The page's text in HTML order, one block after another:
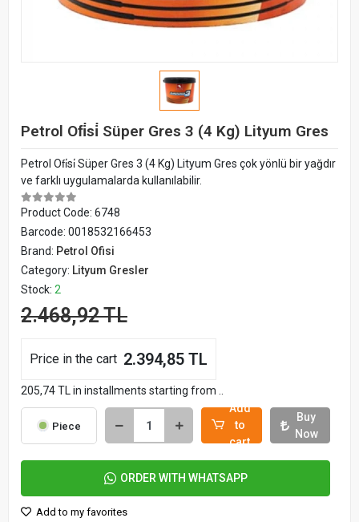
Petrol Ofi̇si̇ Süper Gres 3 (4 Kg) Lityum Gres
Petrol Ofi̇si̇ Süper Gres 3 (4 Kg) Lityum Gres çok yönlü bir yağdır
ve farklı uygulamalarda kullanılabilir.
Product Code: 6748
Barcode: 0018532166453
Brand: Petrol Ofisi
Category: Lityum Gresler
Stock: 2
2.468,92 TL
Price in the cart 2.394,85 TL
205,74 TL in installments starting from ..
Piece
Add
to
cart
Buy
Now
ORDER WITH WHATSAPP
Add to my favorites